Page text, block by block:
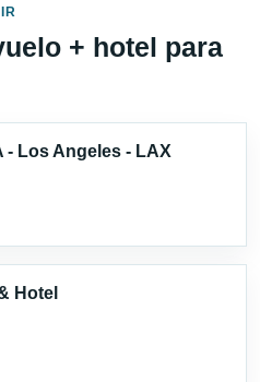
+ hotel para
- Los Angeles - LAX
Hotel